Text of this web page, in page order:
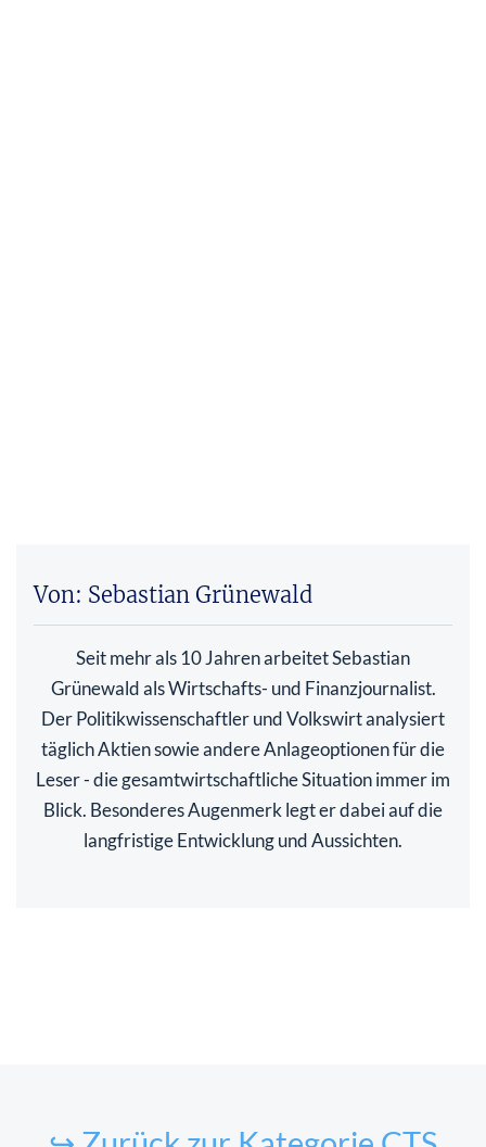
Von: Sebastian Grünewald
Seit mehr als 10 Jahren arbeitet Sebastian
Grünewald als Wirtschafts- und Finanzjournalist.
Der Politikwissenschaftler und Volkswirt analysiert
täglich Aktien sowie andere Anlageoptionen für die
Leser - die gesamtwirtschaftliche Situation immer im
Blick. Besonderes Augenmerk legt er dabei auf die
langfristige Entwicklung und Aussichten.